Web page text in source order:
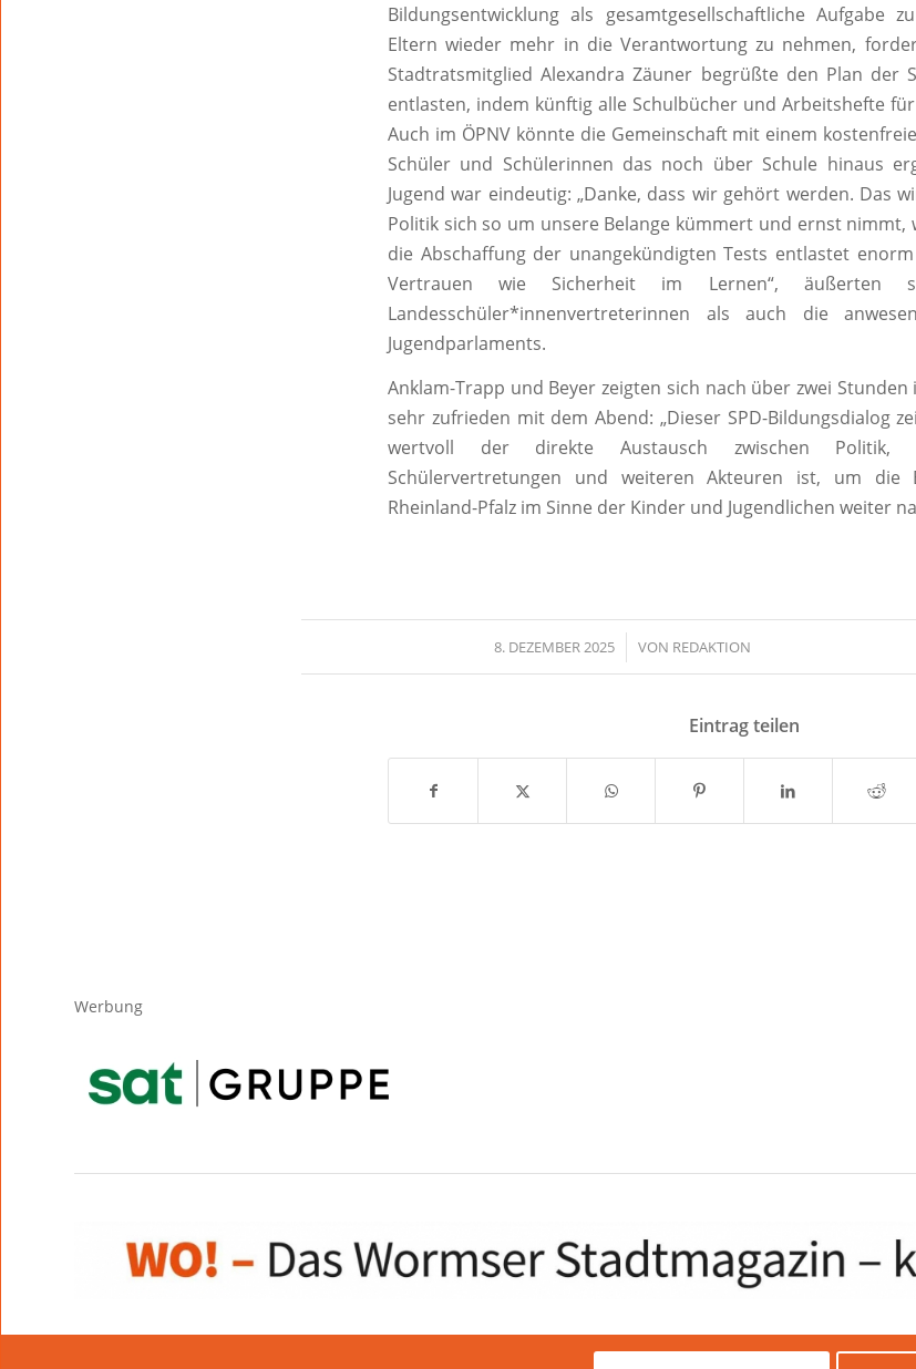
Bildungsentwicklung als gesamtgesellschaftliche Aufgabe
Eltern wieder mehr in die Verantwortung zu nehmen,
Stadtratsmitglied Alexandra Zäuner begrüßte den Plan der
entlasten, indem künftig alle Schulbücher und Arbeitshefte
Auch im ÖPNV könnte die Gemeinschaft mit einem
Schüler und Schülerinnen das noch über Schule hinaus
Jugend war eindeutig: „Danke, dass wir gehört werden. Das
Politik sich so um unsere Belange kümmert und ernst nimmt,
die Abschaffung der unangekündigten Tests entlastet
Vertrauen wie Sicherheit im Lernen“, äußerten
Landesschüler*innenvertreterinnen als auch die
Jugendparlaments.
Anklam-Trapp und Beyer zeigten sich nach über zwei
sehr zufrieden mit dem Abend: „Dieser SPD-Bildungsdialog
wertvoll der direkte Austausch zwischen Politik,
Schülervertretungen und weiteren Akteuren ist, um die
Rheinland-Pfalz im Sinne der Kinder und Jugendlichen weiter
8. DEZEMBER 2025
/ VON REDAKTION
Eintrag teilen
Werbung